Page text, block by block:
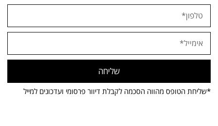
שליחה
*שליחת הטופס מהווה הסכמה לקבלת דיוור פרסומי ועדכונים למייל